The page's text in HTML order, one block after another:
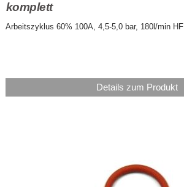
komplett
Arbeitszyklus 60% 100A, 4,5-5,0 bar, 180l/min HF
Details zum Produkt